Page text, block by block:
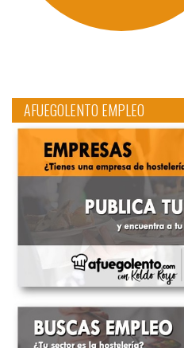
AFUEGOLENTO EMPLEO